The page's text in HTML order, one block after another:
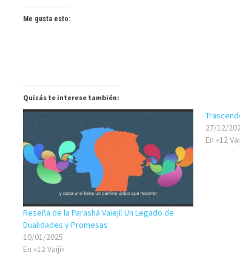
Me gusta esto:
Quizás te interese también:
Reseña de la Parashá Vaiejí: Un Legado de
Dualidades y Promesas
10/01/2025
En «12 Vaijí»
27/12/
En «12